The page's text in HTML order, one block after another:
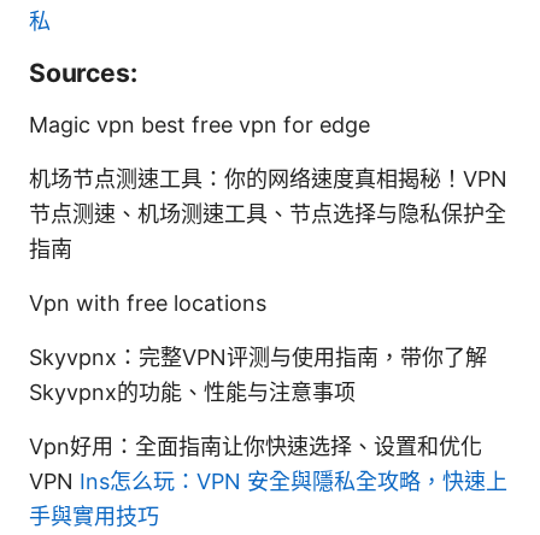
私
Sources:
Magic vpn best free vpn for edge
机场节点测速工具：你的网络速度真相揭秘！VPN
节点测速、机场测速工具、节点选择与隐私保护全
指南
Vpn with free locations
Skyvpnx：完整VPN评测与使用指南，带你了解
Skyvpnx的功能、性能与注意事项
Vpn好用：全面指南让你快速选择、设置和优化
VPN Ins怎么玩：VPN 安全與隱私全攻略，快速上
手與實用技巧